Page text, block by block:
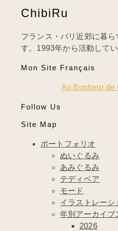
ChibiRu
フランス・パリ近郊に暮
す。1993年から活動してい
Mon Site Français
Au Bonheur de
Follow Us
Site Map
ポートフォリオ
ぬいぐるみ
あみぐるみ
テディベア
モード
イラストレーシ
年別アーカイブ
2026